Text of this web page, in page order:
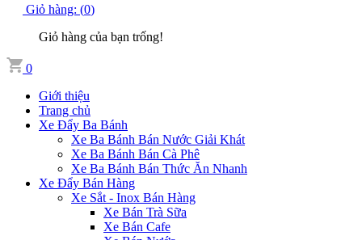
Giỏ hàng: (0)
Giỏ hàng của bạn trống!
0
Giới thiệu
Trang chủ
Xe Đẩy Ba Bánh
Xe Ba Bánh Bán Nước Giải Khát
Xe Ba Bánh Bán Cà Phê
Xe Ba Bánh Bán Thức Ăn Nhanh
Xe Đẩy Bán Hàng
Xe Sắt - Inox Bán Hàng
Xe Bán Trà Sữa
Xe Bán Cafe